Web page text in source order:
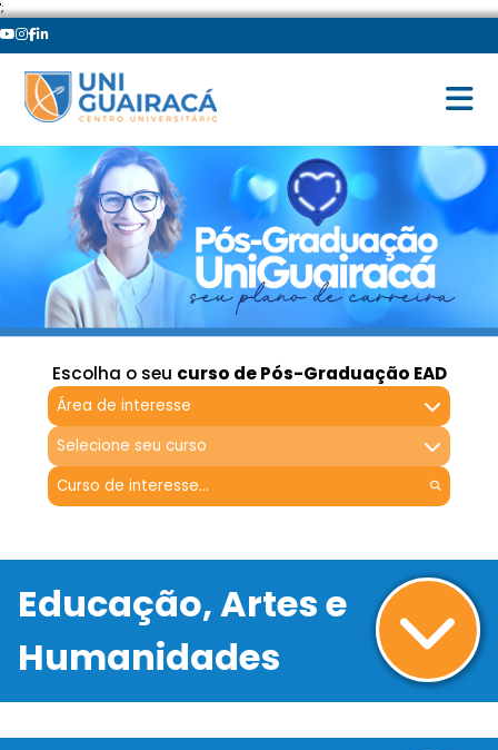
';
Escolha o seu curso de Pós-Graduação EAD
Área de interesse
Selecione seu curso
Educação, Artes e
Humanidades